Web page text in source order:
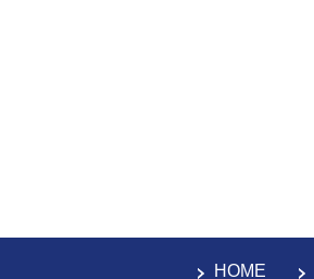
HOME